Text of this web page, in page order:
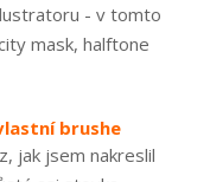
- v tomto
mask, halftone
brushe
jak jsem nakreslil